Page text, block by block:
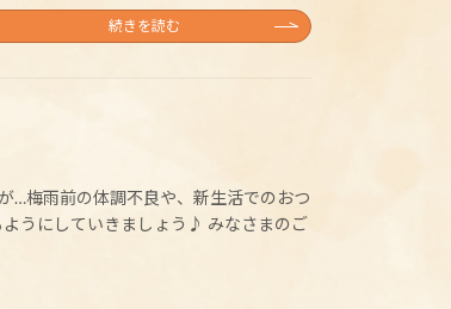
続きを読む
…梅雨前の体調不良や、新生活でのおつ
うにしていきましょう♪ みなさまのご